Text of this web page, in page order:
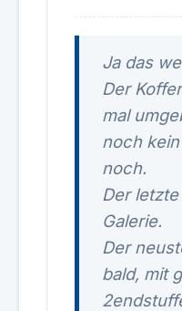
Ja das
Der
mal
noch
noch.
Der
Galerie.
Der
bald, mit